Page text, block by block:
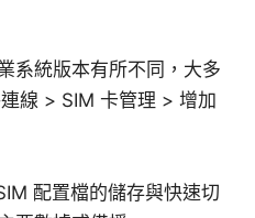
系統版本有所不同，大多
線 > SIM 卡管理 > 增加
配置檔的儲存與快速切